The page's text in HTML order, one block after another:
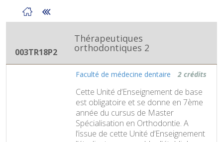
003TR18P2
Thérapeutiques
orthodontiques 2
Faculté de médecine dentaire 2 crédits
Cette Unité d’Enseignement de base
est obligatoire et se donne en 7ème
année du cursus de Master
Spécialisation en Orthodontie. A
l’issue de cette Unité d’Enseignement